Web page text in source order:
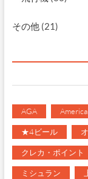
その他(21)
AGA
★4ビール
クレカ・ポイント
ミシュラン